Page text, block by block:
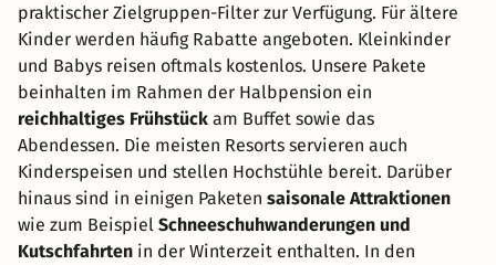
praktischer Zielgruppen-Filter zur Verfügung. Für ältere
Kinder werden häufig Rabatte angeboten. Kleinkinder
und Babys reisen oftmals kostenlos. Unsere Pakete
beinhalten im Rahmen der Halbpension ein
reichhaltiges Frühstück am Buffet sowie das
Abendessen. Die meisten Resorts servieren auch
Kinderspeisen und stellen Hochstühle bereit. Darüber
hinaus sind in einigen Paketen saisonale Attraktionen
wie zum Beispiel Schneeschuhwanderungen und
Kutschfahrten in der Winterzeit enthalten. In den